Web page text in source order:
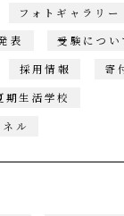
フォトギャラリー
表
受験につい
採用情報
寄
期生活学校
ル